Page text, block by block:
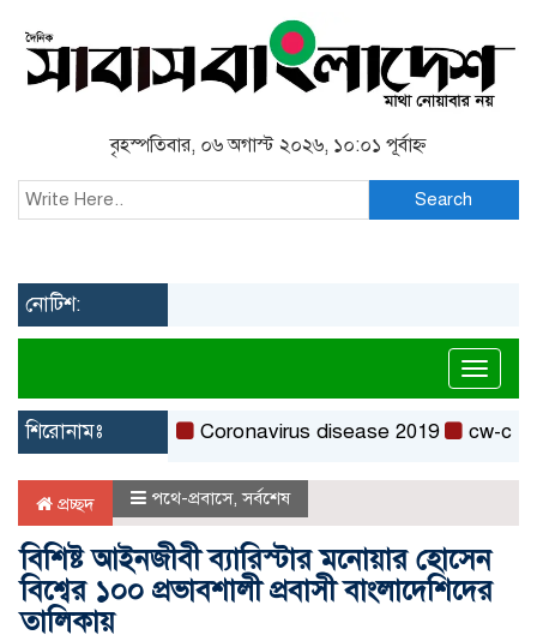
বৃহস্পতিবার, ০৬ অগাস্ট ২০২৬, ১০:০১ পূর্বাহ্ন
Search
নোটিশ:
শিরোনামঃ Coronavirus disease 2019 cw-check-
প্রচ্ছদ পথে-প্রবাসে,সর্বশেষ
বিশিষ্ট আইনজীবী ব‍্যারিস্টার মনোয়ার হোসেন
বিশ্বের ১০০ প্রভাবশালী প্রবাসী বাংলাদেশিদের
তালিকায়